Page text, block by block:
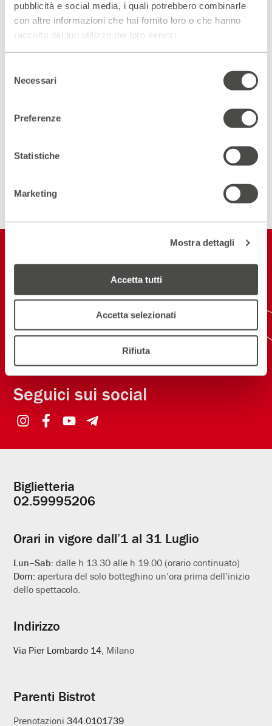
pubblicità e social media, i quali potrebbero combinarle
con altre informazioni che hai fornito loro o che hanno
raccolto dal tuo utilizzo dei loro servizi.
delNecessari
Preferenze
Statistiche
Marketing
Mostra dettagli
Accetta tutti
Accetta selezionati
Rifiuta
Scopri gli spazi del Parenti
ACCEDI AL VIRTUAL TOUR
Scopri un luogo unico
NEW! SCARICA L'APP
Seguici sui social
Informazioni
utili
Biglietteria
02.59995206
Orari in vigore dall’1 al 31 Luglio
Lun–Sab:dalle h 13.30 alle h 19.00 (orario continuato)
Dom:apertura del solo botteghino un’ora prima dell’inizio
dello spettacolo.
Indirizzo
Via Pier Lombardo 14 , Milano
Parenti Bistrot
Prenotazioni344.0101739